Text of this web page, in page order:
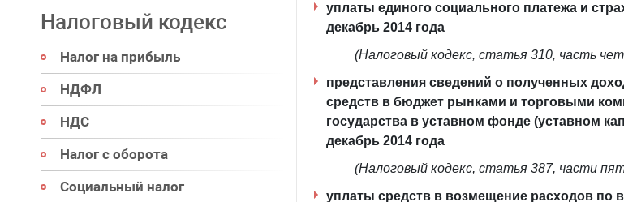
Налоговый кодекс
Налог на прибыль
НДФЛ
НДС
Налог с оборота
Социальный налог
уплаты единого социального платежа и
декабрь 2014 года
(Налоговый кодекс, статья 310, часть
представления сведений о полученных
средств в бюджет рынками и торговыми
государства в уставном фонде (уставном
декабрь 2014 года
(Налоговый кодекс, статья 387, части
уплаты средств в возмещение расходов по